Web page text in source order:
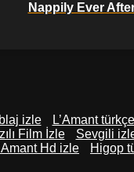
Nappily Ever
izle L’Amant
Film İzle Sevgili
Hd izle Higop